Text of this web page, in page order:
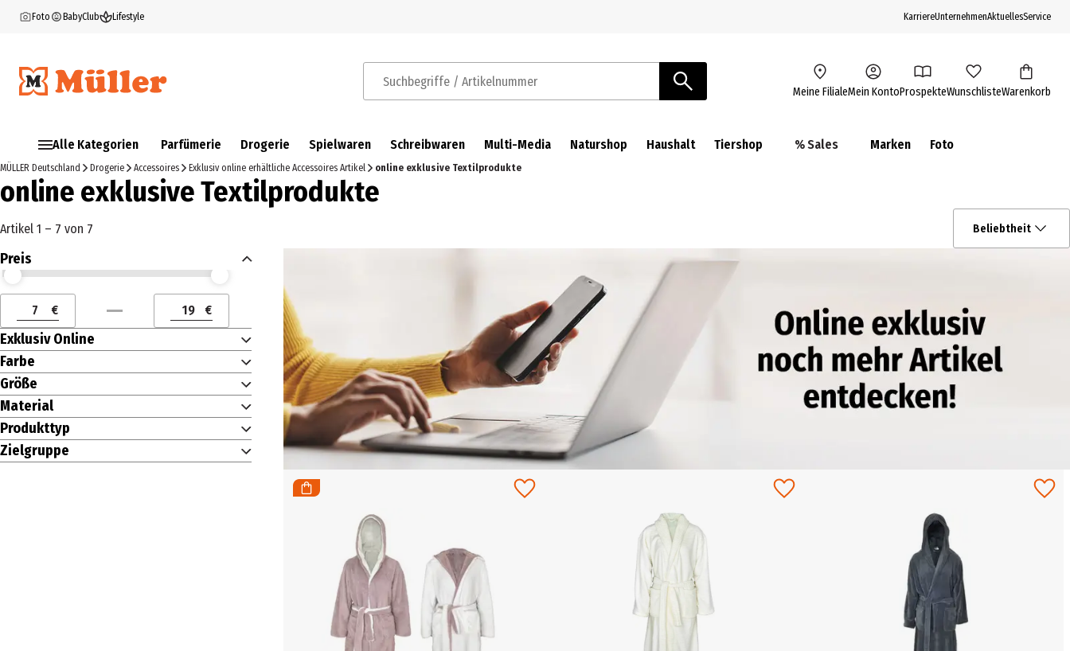
Foto BabyClub Lifestyle KarriereUnternehmenAktuellesService
Suchbegriffe / Artikelnummer Meine FilialeMein KontoProspekteWunschlisteWarenkorb
Alle Kategorien Parfümerie Drogerie Spielwaren Schreibwaren Multi-Media Naturshop Haushalt Tiershop % Sales Marken Foto
MÜLLER Deutschland Drogerie Accessoires Exklusiv online erhältliche Accessoires Artikel online exklusive Textilprodukte
online exklusive Textilprodukte
Artikel 1 – 7 von 7 Beliebtheit
Preis
Preis (€) ab
Preis (€) bis
Preis (€) ab
€
Preis (€) bis
€
Exklusiv Online
Farbe
Größe
Material
Produkttyp
Zielgruppe